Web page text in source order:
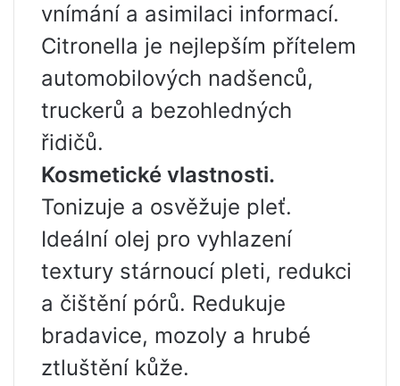
vnímání a asimilaci informací.
Citronella je nejlepším přítelem
automobilových nadšenců,
truckerů a bezohledných
řidičů.
Kosmetické vlastnosti.
Tonizuje a osvěžuje pleť.
Ideální olej pro vyhlazení
textury stárnoucí pleti, redukci
a čištění pórů. Redukuje
bradavice, mozoly a hrubé
ztluštění kůže.